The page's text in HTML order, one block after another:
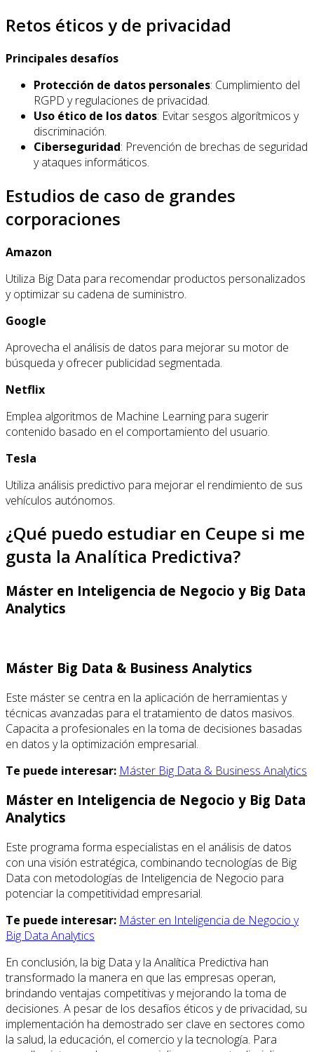
Retos éticos y de privacidad
Principales desafíos
Protección de datos personales: Cumplimiento del
RGPD y regulaciones de privacidad.
Uso ético de los datos: Evitar sesgos algorítmicos y
discriminación.
Ciberseguridad: Prevención de brechas de seguridad
y ataques informáticos.
Estudios de caso de grandes
corporaciones
Amazon
Utiliza Big Data para recomendar productos personalizados
y optimizar su cadena de suministro.
Google
Aprovecha el análisis de datos para mejorar su motor de
búsqueda y ofrecer publicidad segmentada.
Netflix
Emplea algoritmos de Machine Learning para sugerir
contenido basado en el comportamiento del usuario.
Tesla
Utiliza análisis predictivo para mejorar el rendimiento de sus
vehículos autónomos.
¿Qué puedo estudiar en Ceupe si me
gusta la Analítica Predictiva?
Máster en Inteligencia de Negocio y Big Data
Analytics
Máster Big Data & Business Analytics
Este máster se centra en la aplicación de herramientas y
técnicas avanzadas para el tratamiento de datos masivos.
Capacita a profesionales en la toma de decisiones basadas
en datos y la optimización empresarial.
Te puede interesar: Máster Big Data & Business Analytics
Máster en Inteligencia de Negocio y Big Data
Analytics
Este programa forma especialistas en el análisis de datos
con una visión estratégica, combinando tecnologías de Big
Data con metodologías de Inteligencia de Negocio para
potenciar la competitividad empresarial.
Te puede interesar: Máster en Inteligencia de Negocio y
Big Data Analytics
En conclusión, la big Data y la Analítica Predictiva han
transformado la manera en que las empresas operan,
brindando ventajas competitivas y mejorando la toma de
decisiones. A pesar de los desafíos éticos y de privacidad, su
implementación ha demostrado ser clave en sectores como
la salud, la educación, el comercio y la tecnología. Para